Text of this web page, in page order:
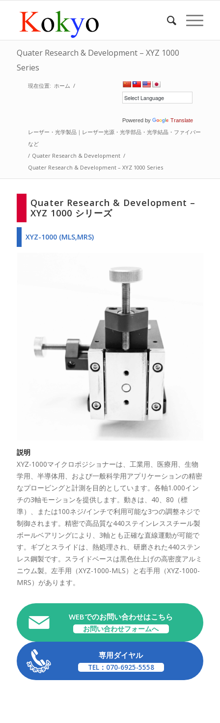
Quater Research & Development – XYZ 1000
Series
Powered by Translate
現在位置: ホーム /
レーザー・光学製品｜レーザー光源・光学部品・光学結晶・ファイバー
など
/ Quater Research & Development /
Quater Research & Development – XYZ 1000 Series
Quater Research & Development –
XYZ 1000 シリーズ
XYZ-1000 (MLS,MRS)
説明
XYZ-1000マイクロポジショナーは、工業用、医療用、生物
学用、半導体用、および一般科学用アプリケーションの精密
なプロービングと計測を目的としています。各軸1.000イン
チの3軸モーションを提供します。動きは、40、80（標
準）、または100ネジ/インチで利用可能な3つの調整ネジで
制御されます。精密で高品質な440ステインレススチール製
ボールベアリングにより、3軸とも正確な直線運動が可能で
す。ギブとスライドは、熱処理され、研磨された440ステン
レス鋼製です。スライドベースは黒色仕上げの高密度アルミ
ニウム製。左手用（XYZ-1000-MLS）と右手用（XYZ-1000-
MRS）があります。
WEBでのお問い合わせはこちら
お問い合わせフォームへ
専用ダイヤル
TEL：070-6925-5558